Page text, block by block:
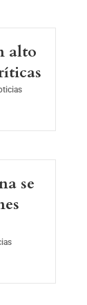
alto
se